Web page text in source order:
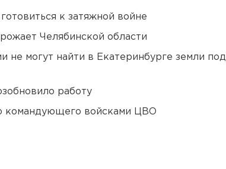
к затяжной войне
Челябинской области
не могут найти в Екатеринбурге земли под
работу
командующего войсками ЦВО